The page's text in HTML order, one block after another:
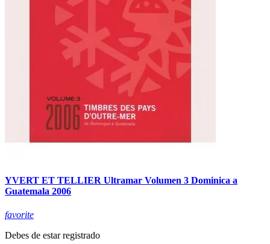
YVERT ET TELLIER Ultramar Volumen 3 Dominica a
Guatemala 2006
favorite
Debes de estar registrado